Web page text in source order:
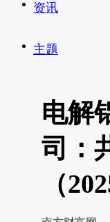
资讯
主题
电解
司：
（